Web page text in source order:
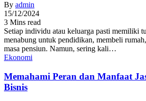
By admin
15/12/2024
3 Mins read
Setiap individu atau keluarga pasti memiliki
menabung untuk pendidikan, membeli
masa pensiun. Namun, sering kali…
Ekonomi
Memahami Peran dan Manfaat
Bisnis